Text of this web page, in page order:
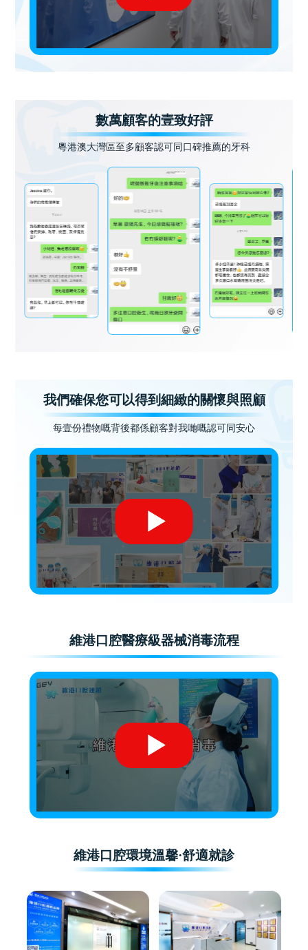
數萬顧客的壹致好評
粵港澳大灣區至多顧客認可同口碑推薦的牙科
我們確保您可以得到細緻的關懷與照顧
每壹份禮物嘅背後都係顧客對我哋嘅認可同安心
維港口腔醫療級器械消毒流程
維港口腔環境溫馨·舒適就診